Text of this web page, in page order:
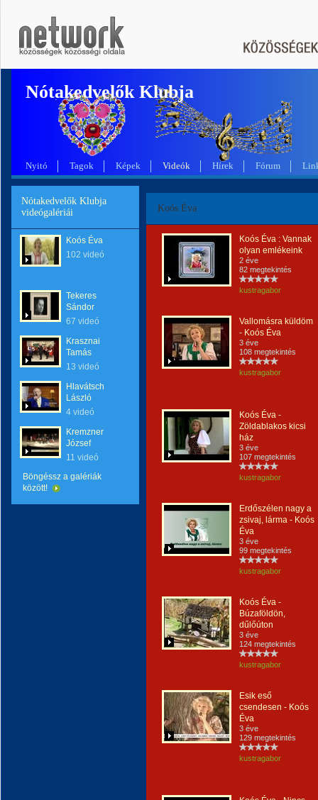
Nótakedvelők Klubja
Nyitó Tagok Képek Videók Hírek Fórum
Nótakedvelők Klubja
videógalériái
Koós Éva
102 videó
Tekeres
Sándor
67 videó
Krasznai
Tamás
13 videó
Hlavátsch
László
4 videó
Kremzner
József
11 videó
Böngéssz a galériák
között!
Koós Éva
Koós Éva : Vannak
olyan emlékeink
2 éve
82 megtekintés
kustragabor
Vallomásra küldöm
- Koós Éva
3 éve
108 megtekintés
kustragabor
Koós Éva -
Zöldablakos kicsi
ház
3 éve
107 megtekintés
kustragabor
Erdőszélen nagy a
zsivaj, lárma - Koós
Éva
3 éve
99 megtekintés
kustragabor
Koós Éva -
Búzaföldön,
dűlőúton
3 éve
124 megtekintés
kustragabor
Esik eső
csendesen - Koós
Éva
3 éve
129 megtekintés
kustragabor